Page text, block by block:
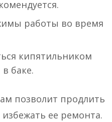
работы во время
кипятильником
баке.
позволит продлить
ее ремонта.